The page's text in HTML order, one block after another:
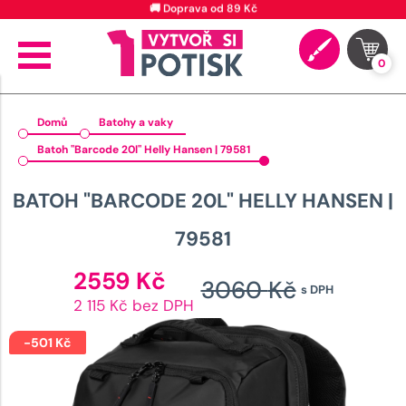
🚚 Doprava od 89 Kč
0
Domů
Batohy a vaky
Batoh "Barcode 20l" Helly Hansen | 79581
BATOH "BARCODE 20L" HELLY HANSEN |
79581
s DPH
3060Kč
byla:
2559 Kčcena
je:
2559 Kč.
2 115 Kč bez DPH
-501 Kč